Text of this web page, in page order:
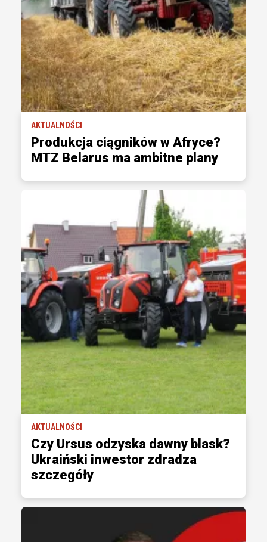
AKTUALNOŚCI
Produkcja ciągników w Afryce?
MTZ Belarus ma ambitne plany
AKTUALNOŚCI
Czy Ursus odzyska dawny blask?
Ukraiński inwestor zdradza
szczegóły